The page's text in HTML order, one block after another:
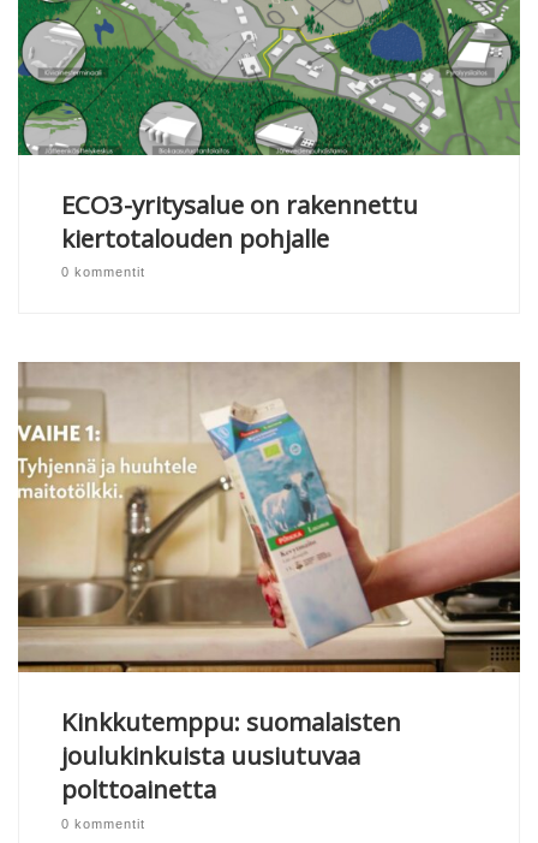
ECO3-yritysalue on rakennettu
kiertotalouden pohjalle
0 kommentit
Kinkkutemppu: suomalaisten
joulukinkuista uusiutuvaa
polttoainetta
0 kommentit